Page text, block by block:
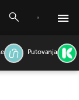
Putovanja